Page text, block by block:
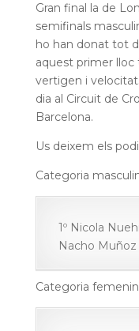
Gran final la de
semifinals
ho han donat tot
aquest primer
vertigen i
dia al Circuit de
Barcelona.
Us deixem els
Categoria
1º Nicola
Nacho Muñoz
Categoria